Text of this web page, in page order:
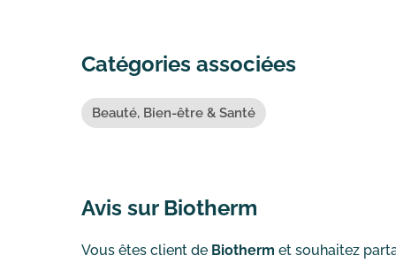
Catégories associées
Beauté, Bien-être & Santé
Avis sur Biotherm
Vous êtes client de Biotherm et souhaitez